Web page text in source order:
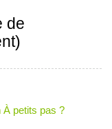
de
À petits pas ?